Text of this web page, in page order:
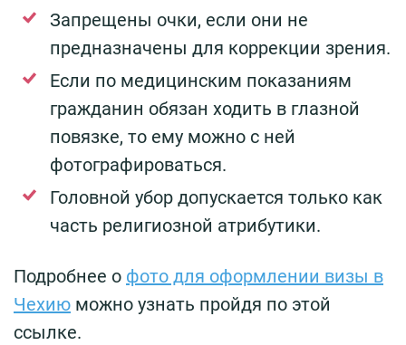
Запрещены очки, если они не
предназначены для коррекции зрения.
Если по медицинским показаниям
гражданин обязан ходить в глазной
повязке, то ему можно с ней
фотографироваться.
Головной убор допускается только как
часть религиозной атрибутики.
Подробнее о фото для оформлении визы в
Чехию можно узнать пройдя по этой
ссылке.